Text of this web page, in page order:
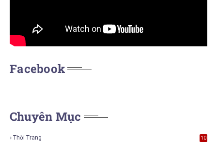
Facebook
Chuyên Mục
Thời Trang
10